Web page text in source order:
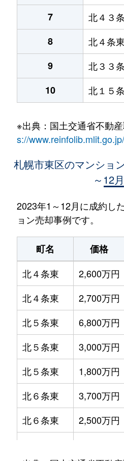
7
北４３
8
北４条東
9
北３３
10
北１５
※出典：国土交通省不動
s://www.reinfolib.mlit.go.jp/
札幌市東区のマンショ
～12月
2023年1～12月に成約し
ョン売却事例です。
町名 価格
北４条東
2,600万円
北４条東
2,700万円
北５条東
6,800万円
北５条東
3,000万円
北５条東
1,800万円
北６条東
3,700万円
北６条東
2,500万円